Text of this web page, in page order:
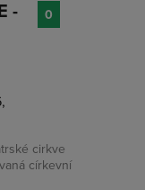
-
cirkve
církevní
0